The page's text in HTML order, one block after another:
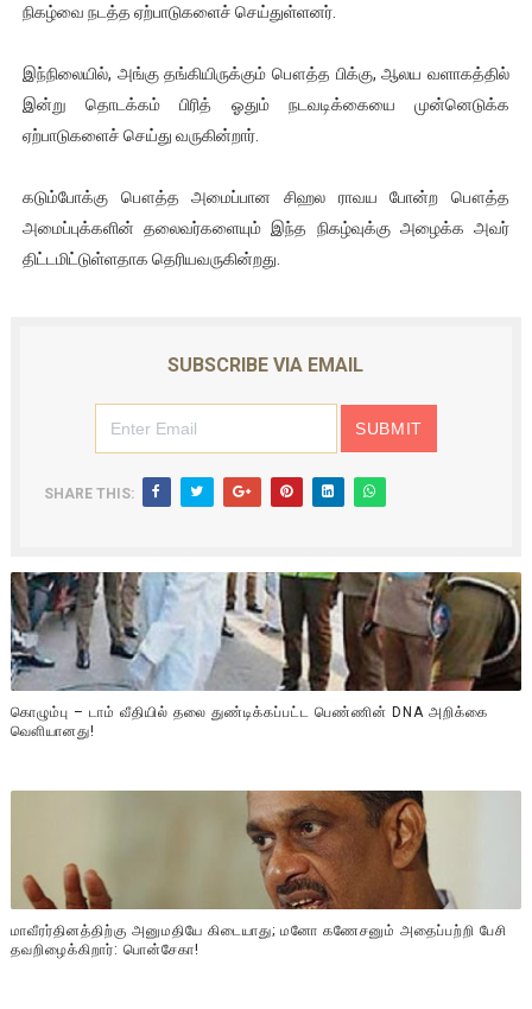
நிகழ்வை நடத்த ஏற்பாடுகளைச் செய்துள்ளனர்.
இந்நிலையில், அங்கு தங்கியிருக்கும் பௌத்த பிக்கு, ஆலய வளாகத்தில்
இன்று தொடக்கம் பிரித் ஓதும் நடவடிக்கையை முன்னெடுக்க
ஏற்பாடுகளைச் செய்து வருகின்றார்.
கடும்போக்கு பௌத்த அமைப்பான சிஹல ராவய போன்ற பௌத்த
அமைப்புக்களின் தலைவர்களையும் இந்த நிகழ்வுக்கு அழைக்க அவர்
திட்டமிட்டுள்ளதாக தெரியவருகின்றது.
SUBSCRIBE VIA EMAIL
SHARE THIS:
கொழும்பு – டாம் வீதியில் தலை துண்டிக்கப்பட்ட பெண்ணின் DNA அறிக்கை
வௌியானது!
மாவீரர்தினத்திற்கு அனுமதியே கிடையாது; மனோ கணேசனும் அதைப்பற்றி பேசி
தவறிழைக்கிறார்: பொன்சேகா!